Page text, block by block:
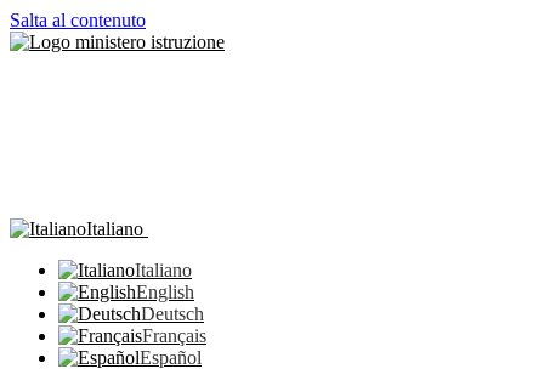
Salta al contenuto
Italiano
Italiano
English
Deutsch
Français
Español